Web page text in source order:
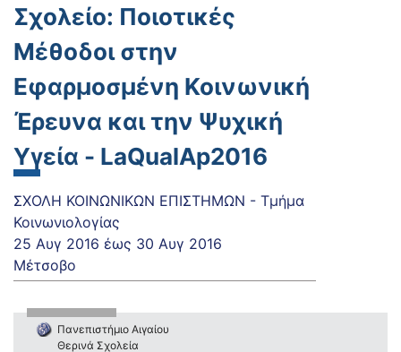
Σχολείο: Ποιοτικές
Μέθοδοι στην
Εφαρμοσμένη Κοινωνική
Έρευνα και την Ψυχική
Υγεία - LaQualAp2016
ΣΧΟΛΗ ΚΟΙΝΩΝΙΚΩΝ ΕΠΙΣΤΗΜΩΝ - Τμήμα
Κοινωνιολογίας
25 Αυγ 2016 έως 30 Αυγ 2016
Μέτσοβο
Πανεπιστήμιο Αιγαίου
Θερινά Σχολεία